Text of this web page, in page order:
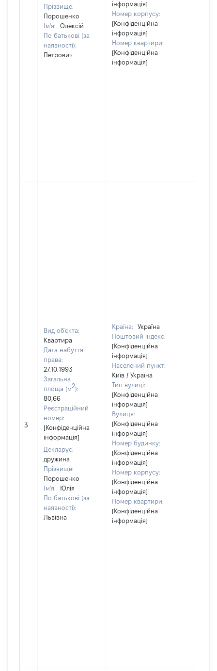
Прізвище:
Порошенко
Ім'я:
Олексій
По батькові (за
наявності):
Петрович
інформація]
Номер корпусу:
[Конфіденційна
інформація]
Номер квартири:
[Конфіденційна
інформація]
3
Вид об'єкта:
Квартира
Дата набуття
права:
27.10.1993
Загальна
площа (м2):
80,66
Реєстраційний
номер:
[Конфіденційна
інформація]
Декларує:
дружина
Прізвище:
Порошенко
Ім'я:
Юлія
По батькові (за
наявності):
Львівна
Країна:
Україна
Поштовий індекс:
[Конфіденційна
інформація]
Населений пункт:
Київ / Україна
Тип вулиці:
[Конфіденційна
інформація]
Вулиця:
[Конфіденційна
інформація]
Номер будинку:
[Конфіденційна
інформація]
Номер корпусу:
[Конфіденційна
інформація]
Номер квартири:
[Конфіденційна
інформація]